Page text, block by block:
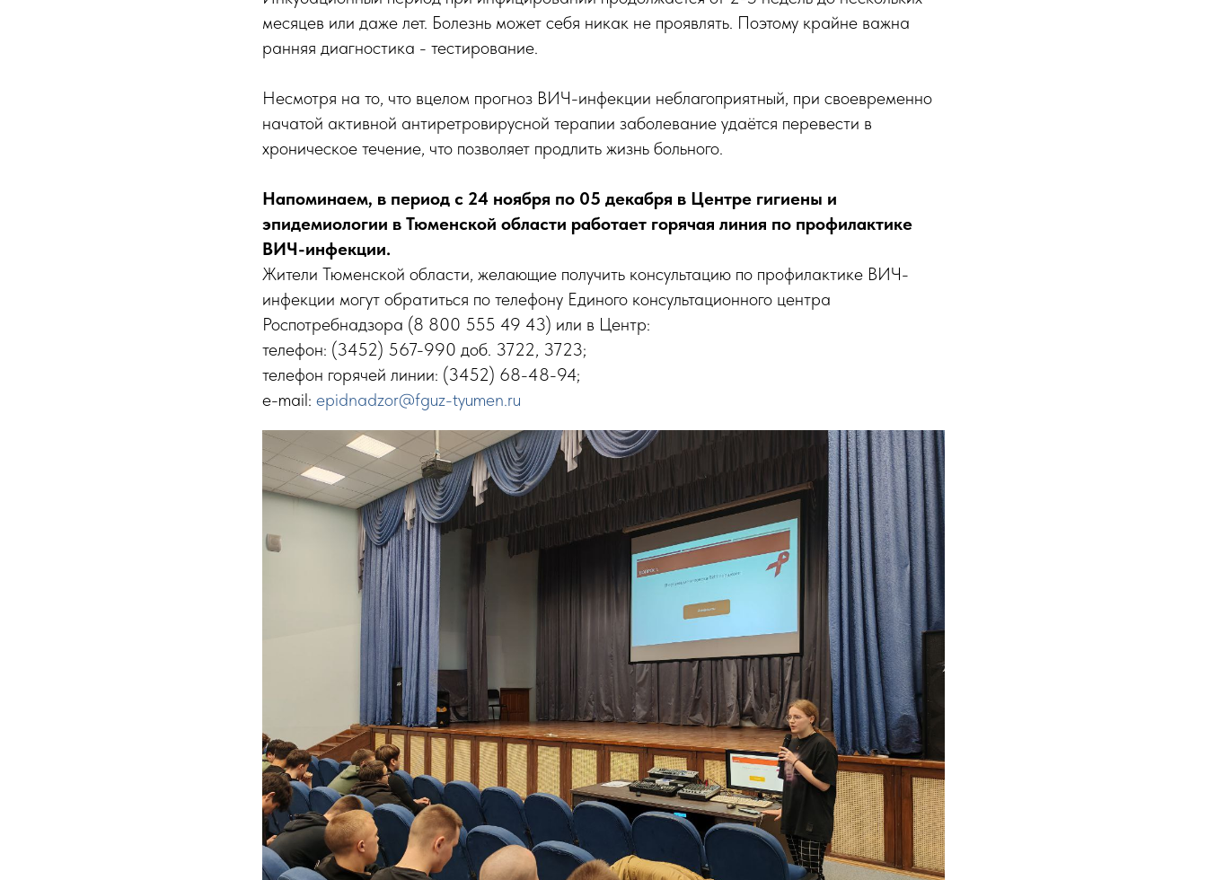
месяцев или даже лет. Болезнь может себя никак не проявлять. Поэтому крайне важна
ранняя диагностика - тестирование.
Несмотря на то, что вцелом прогноз ВИЧ-инфекции неблагоприятный, при своевременно
начатой активной антиретровирусной терапии заболевание удаётся перевести в
хроническое течение, что позволяет продлить жизнь больного.
Напоминаем, в период с 24 ноября по 05 декабря в Центре гигиены и
эпидемиологии в Тюменской области работает горячая линия по профилактике
ВИЧ-инфекции.
Жители Тюменской области, желающие получить консультацию по профилактике ВИЧ-
инфекции могут обратиться по телефону Единого консультационного центра
Роспотребнадзора (8 800 555 49 43) или в Центр:
телефон: (3452) 567-990 доб. 3722, 3723;
телефон горячей линии: (3452) 68-48-94;
e-mail: epidnadzor@fguz-tyumen.ru